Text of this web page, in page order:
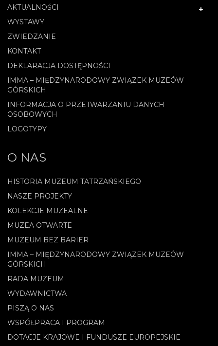
AKTUALNOŚCI
WYSTAWY
ZWIEDZANIE
KONTAKT
DEKLARACJA DOSTĘPNOŚCI
IMMA – MIĘDZYNARODOWY ZWIĄZEK MUZEÓW
GÓRSKICH
INFORMACJA O PRZETWARZANIU DANYCH
OSOBOWYCH
LOGOTYPY
O NAS
HISTORIA MUZEUM TATRZAŃSKIEGO
NASZE PROJEKTY
KOLEKCJE MUZEALNE
MUZEA OTWARTE
MUZEUM BEZ BARIER
IMMA – MIĘDZYNARODOWY ZWIĄZEK MUZEÓW
GÓRSKICH
RADA MUZEUM
WYDAWNICTWA
PISZĄ O NAS
WSPÓŁPRACA I PROGRAM
DOTACJE KRAJOWE I FUNDUSZE EUROPEJSKIE